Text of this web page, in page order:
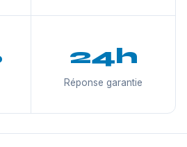
24h
Réponse garantie